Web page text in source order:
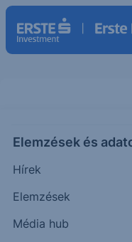
Elemzések és
Hírek
Elemzések
Média hub
7.20% Erste